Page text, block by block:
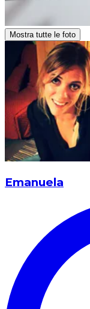
Mostra tutte le foto
Emanuela